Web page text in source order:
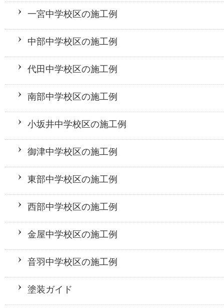
一宮中学校区の施工例
中部中学校区の施工例
代田中学校区の施工例
南部中学校区の施工例
小坂井中学校区の施工例
御津中学校区の施工例
東部中学校区の施工例
西部中学校区の施工例
金屋中学校区の施工例
音羽中学校区の施工例
塗装ガイド